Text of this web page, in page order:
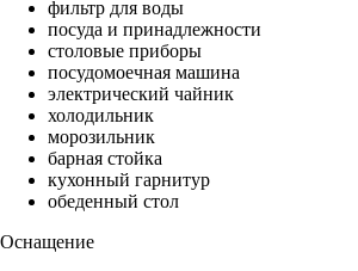
фильтр для воды
посуда и принадлежности
столовые приборы
посудомоечная машина
электрический чайник
холодильник
морозильник
барная стойка
кухонный гарнитур
обеденный стол
Оснащение